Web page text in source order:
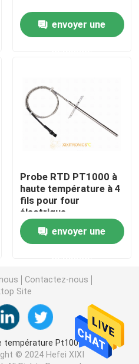
NTC
de nourriture
imperméables
mince NTC
droit de sonde
de balle
extérieur de bâti
envoyer une
Probe RTD PT1000 à
haute température à 4
fils pour four
électrique
envoyer une
Contactez-nous
Site
température Pt100
© 2024 Hefei XIXI